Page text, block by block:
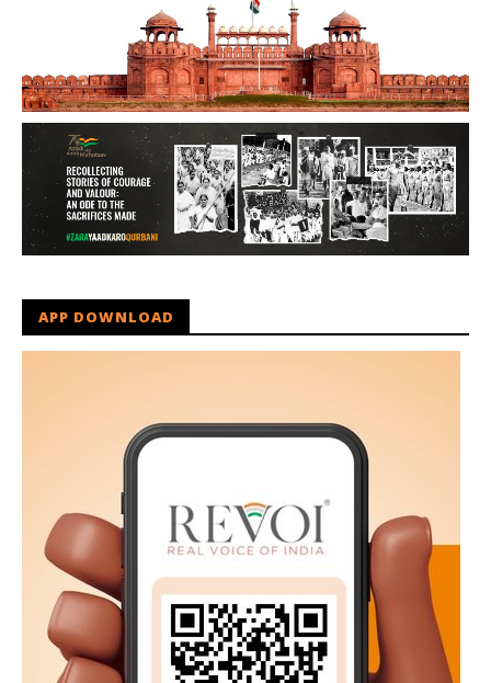
APP DOWNLOAD